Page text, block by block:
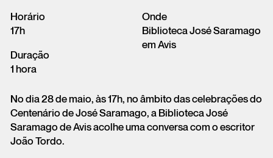
Acceso
Horário
17h
Duração
1 hora
Onde
Biblioteca José Saramago
em Avis
No dia 28 de maio, às 17h, no âmbito das celebrações do
Centenário de José Saramago, a Biblioteca José
Saramago de Avis acolhe uma conversa com o escritor
João Tordo.